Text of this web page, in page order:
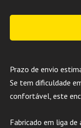
Prazo de envio
Se tem dificuldade
confortável, este
Fabricado em liga